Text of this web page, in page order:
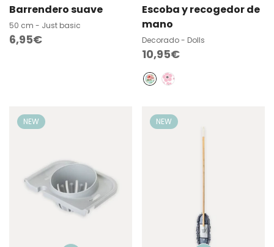
Barrendero suave
50 cm - Just basic
Precio
6,95€
Escoba y recogedor de
mano
Decorado - Dolls
Precio
regular
10,95€
NEW NEW